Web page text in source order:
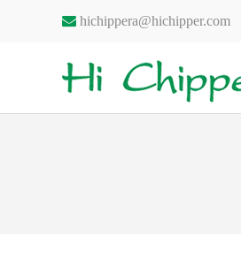
 hichippera@hichipper.com